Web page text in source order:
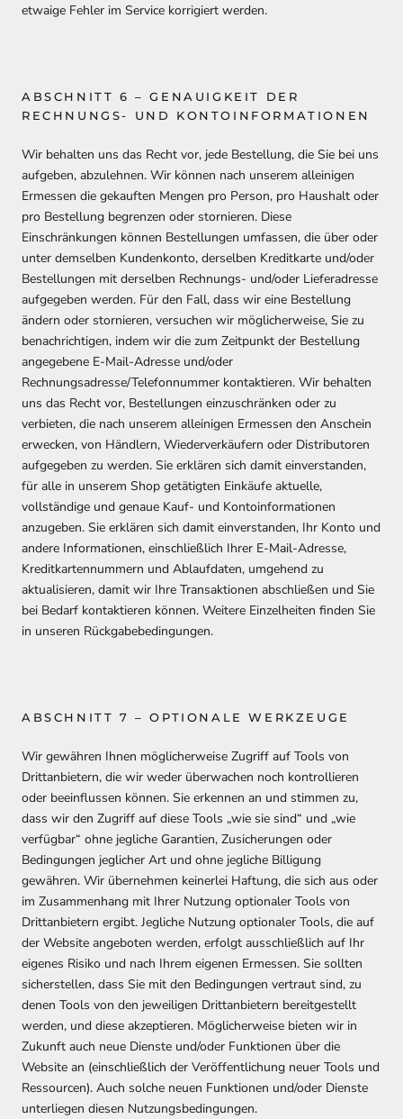
etwaige Fehler im Service korrigiert werden.
ABSCHNITT 6 – GENAUIGKEIT DER
RECHNUNGS- UND KONTOINFORMATIONEN
Wir behalten uns das Recht vor, jede Bestellung, die Sie bei uns
aufgeben, abzulehnen. Wir können nach unserem alleinigen
Ermessen die gekauften Mengen pro Person, pro Haushalt oder
pro Bestellung begrenzen oder stornieren. Diese
Einschränkungen können Bestellungen umfassen, die über oder
unter demselben Kundenkonto, derselben Kreditkarte und/oder
Bestellungen mit derselben Rechnungs- und/oder Lieferadresse
aufgegeben werden. Für den Fall, dass wir eine Bestellung
ändern oder stornieren, versuchen wir möglicherweise, Sie zu
benachrichtigen, indem wir die zum Zeitpunkt der Bestellung
angegebene E-Mail-Adresse und/oder
Rechnungsadresse/Telefonnummer kontaktieren. Wir behalten
uns das Recht vor, Bestellungen einzuschränken oder zu
verbieten, die nach unserem alleinigen Ermessen den Anschein
erwecken, von Händlern, Wiederverkäufern oder Distributoren
aufgegeben zu werden. Sie erklären sich damit einverstanden,
für alle in unserem Shop getätigten Einkäufe aktuelle,
vollständige und genaue Kauf- und Kontoinformationen
anzugeben. Sie erklären sich damit einverstanden, Ihr Konto und
andere Informationen, einschließlich Ihrer E-Mail-Adresse,
Kreditkartennummern und Ablaufdaten, umgehend zu
aktualisieren, damit wir Ihre Transaktionen abschließen und Sie
bei Bedarf kontaktieren können. Weitere Einzelheiten finden Sie
in unseren Rückgabebedingungen.
ABSCHNITT 7 – OPTIONALE WERKZEUGE
Wir gewähren Ihnen möglicherweise Zugriff auf Tools von
Drittanbietern, die wir weder überwachen noch kontrollieren
oder beeinflussen können. Sie erkennen an und stimmen zu,
dass wir den Zugriff auf diese Tools „wie sie sind“ und „wie
verfügbar“ ohne jegliche Garantien, Zusicherungen oder
Bedingungen jeglicher Art und ohne jegliche Billigung
gewähren. Wir übernehmen keinerlei Haftung, die sich aus oder
im Zusammenhang mit Ihrer Nutzung optionaler Tools von
Drittanbietern ergibt. Jegliche Nutzung optionaler Tools, die auf
der Website angeboten werden, erfolgt ausschließlich auf Ihr
eigenes Risiko und nach Ihrem eigenen Ermessen. Sie sollten
sicherstellen, dass Sie mit den Bedingungen vertraut sind, zu
denen Tools von den jeweiligen Drittanbietern bereitgestellt
werden, und diese akzeptieren. Möglicherweise bieten wir in
Zukunft auch neue Dienste und/oder Funktionen über die
Website an (einschließlich der Veröffentlichung neuer Tools und
Ressourcen). Auch solche neuen Funktionen und/oder Dienste
unterliegen diesen Nutzungsbedingungen.